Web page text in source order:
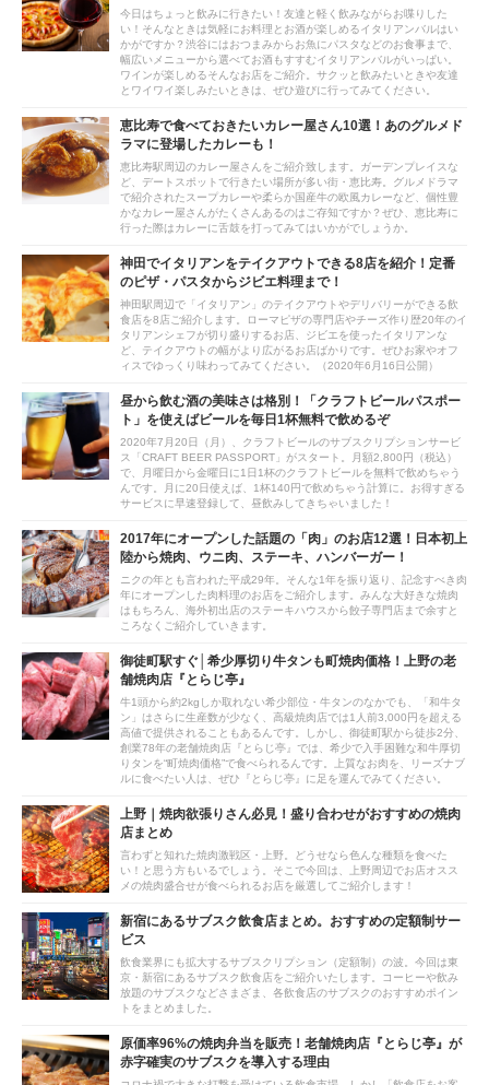
今日はちょっと飲みに行きたい！友達と軽く飲みながらお喋りした
い！そんなときは気軽にお料理とお酒が楽しめるイタリアンバルはい
かがですか？渋谷にはおつまみからお魚にパスタなどのお食事まで、
幅広いメニューから選べてお酒もすすむイタリアンバルがいっぱい。
ワインが楽しめるそんなお店をご紹介。サクッと飲みたいときや友達
とワイワイ楽しみたいときは、ぜひ遊びに行ってみてください。
恵比寿で食べておきたいカレー屋さん10選！あのグルメド
ラマに登場したカレーも！
恵比寿駅周辺のカレー屋さんをご紹介致します。ガーデンプレイスな
ど、デートスポットで行きたい場所が多い街・恵比寿。グルメドラマ
で紹介されたスープカレーや柔らか国産牛の欧風カレーなど、個性豊
かなカレー屋さんがたくさんあるのはご存知ですか？ぜひ、恵比寿に
行った際はカレーに舌鼓を打ってみてはいかがでしょうか。
神田でイタリアンをテイクアウトできる8店を紹介！定番
のピザ・パスタからジビエ料理まで！
神田駅周辺で「イタリアン」のテイクアウトやデリバリーができる飲
食店を8店ご紹介します。ローマピザの専門店やチーズ作り歴20年のイ
タリアンシェフが切り盛りするお店、ジビエを使ったイタリアンな
ど、テイクアウトの幅がより広がるお店ばかりです。ぜひお家やオフ
ィスでゆっくり味わってみてください。（2020年6月16日公開）
昼から飲む酒の美味さは格別！「クラフトビールパスポー
ト」を使えばビールを毎日1杯無料で飲めるぞ
2020年7月20日（月）、クラフトビールのサブスクリプションサービ
ス「CRAFT BEER PASSPORT」がスタート。月額2,800円（税込）
で、月曜日から金曜日に1日1杯のクラフトビールを無料で飲めちゃう
んです。月に20日使えば、1杯140円で飲めちゃう計算に。お得すぎる
サービスに早速登録して、昼飲みしてきちゃいました！
2017年にオープンした話題の「肉」のお店12選！日本初上
陸から焼肉、ウニ肉、ステーキ、ハンバーガー！
ニクの年とも言われた平成29年。そんな1年を振り返り、記念すべき肉
年にオープンした肉料理のお店をご紹介します。みんな大好きな焼肉
はもちろん、海外初出店のステーキハウスから餃子専門店まで余すと
ころなくご紹介していきます。
御徒町駅すぐ│希少厚切り牛タンも町焼肉価格！上野の老
舗焼肉店『とらじ亭』
牛1頭から約2kgしか取れない希少部位・牛タンのなかでも、「和牛タ
ン」はさらに生産数が少なく、高級焼肉店では1人前3,000円を超える
高値で提供されることもあるんです。しかし、御徒町駅から徒歩2分、
創業78年の老舗焼肉店『とらじ亭』では、希少で入手困難な和牛厚切
りタンを“町焼肉価格”で食べられるんです。上質なお肉を、リーズナブ
ルに食べたい人は、ぜひ『とらじ亭』に足を運んでみてください。
上野｜焼肉欲張りさん必見！盛り合わせがおすすめの焼肉
店まとめ
言わずと知れた焼肉激戦区・上野。どうせなら色んな種類を食べた
い！と思う方もいるでしょう。そこで今回は、上野周辺でお店オスス
メの焼肉盛合せが食べられるお店を厳選してご紹介します！
新宿にあるサブスク飲食店まとめ。おすすめの定額制サー
ビス
飲食業界にも拡大するサブスクリプション（定額制）の波。今回は東
京・新宿にあるサブスク飲食店をご紹介いたします。コーヒーや飲み
放題のサブスクなどさまざま、各飲食店のサブスクのおすすめポイン
トをまとめました。
原価率96%の焼肉弁当を販売！老舗焼肉店『とらじ亭』が
赤字確実のサブスクを導入する理由